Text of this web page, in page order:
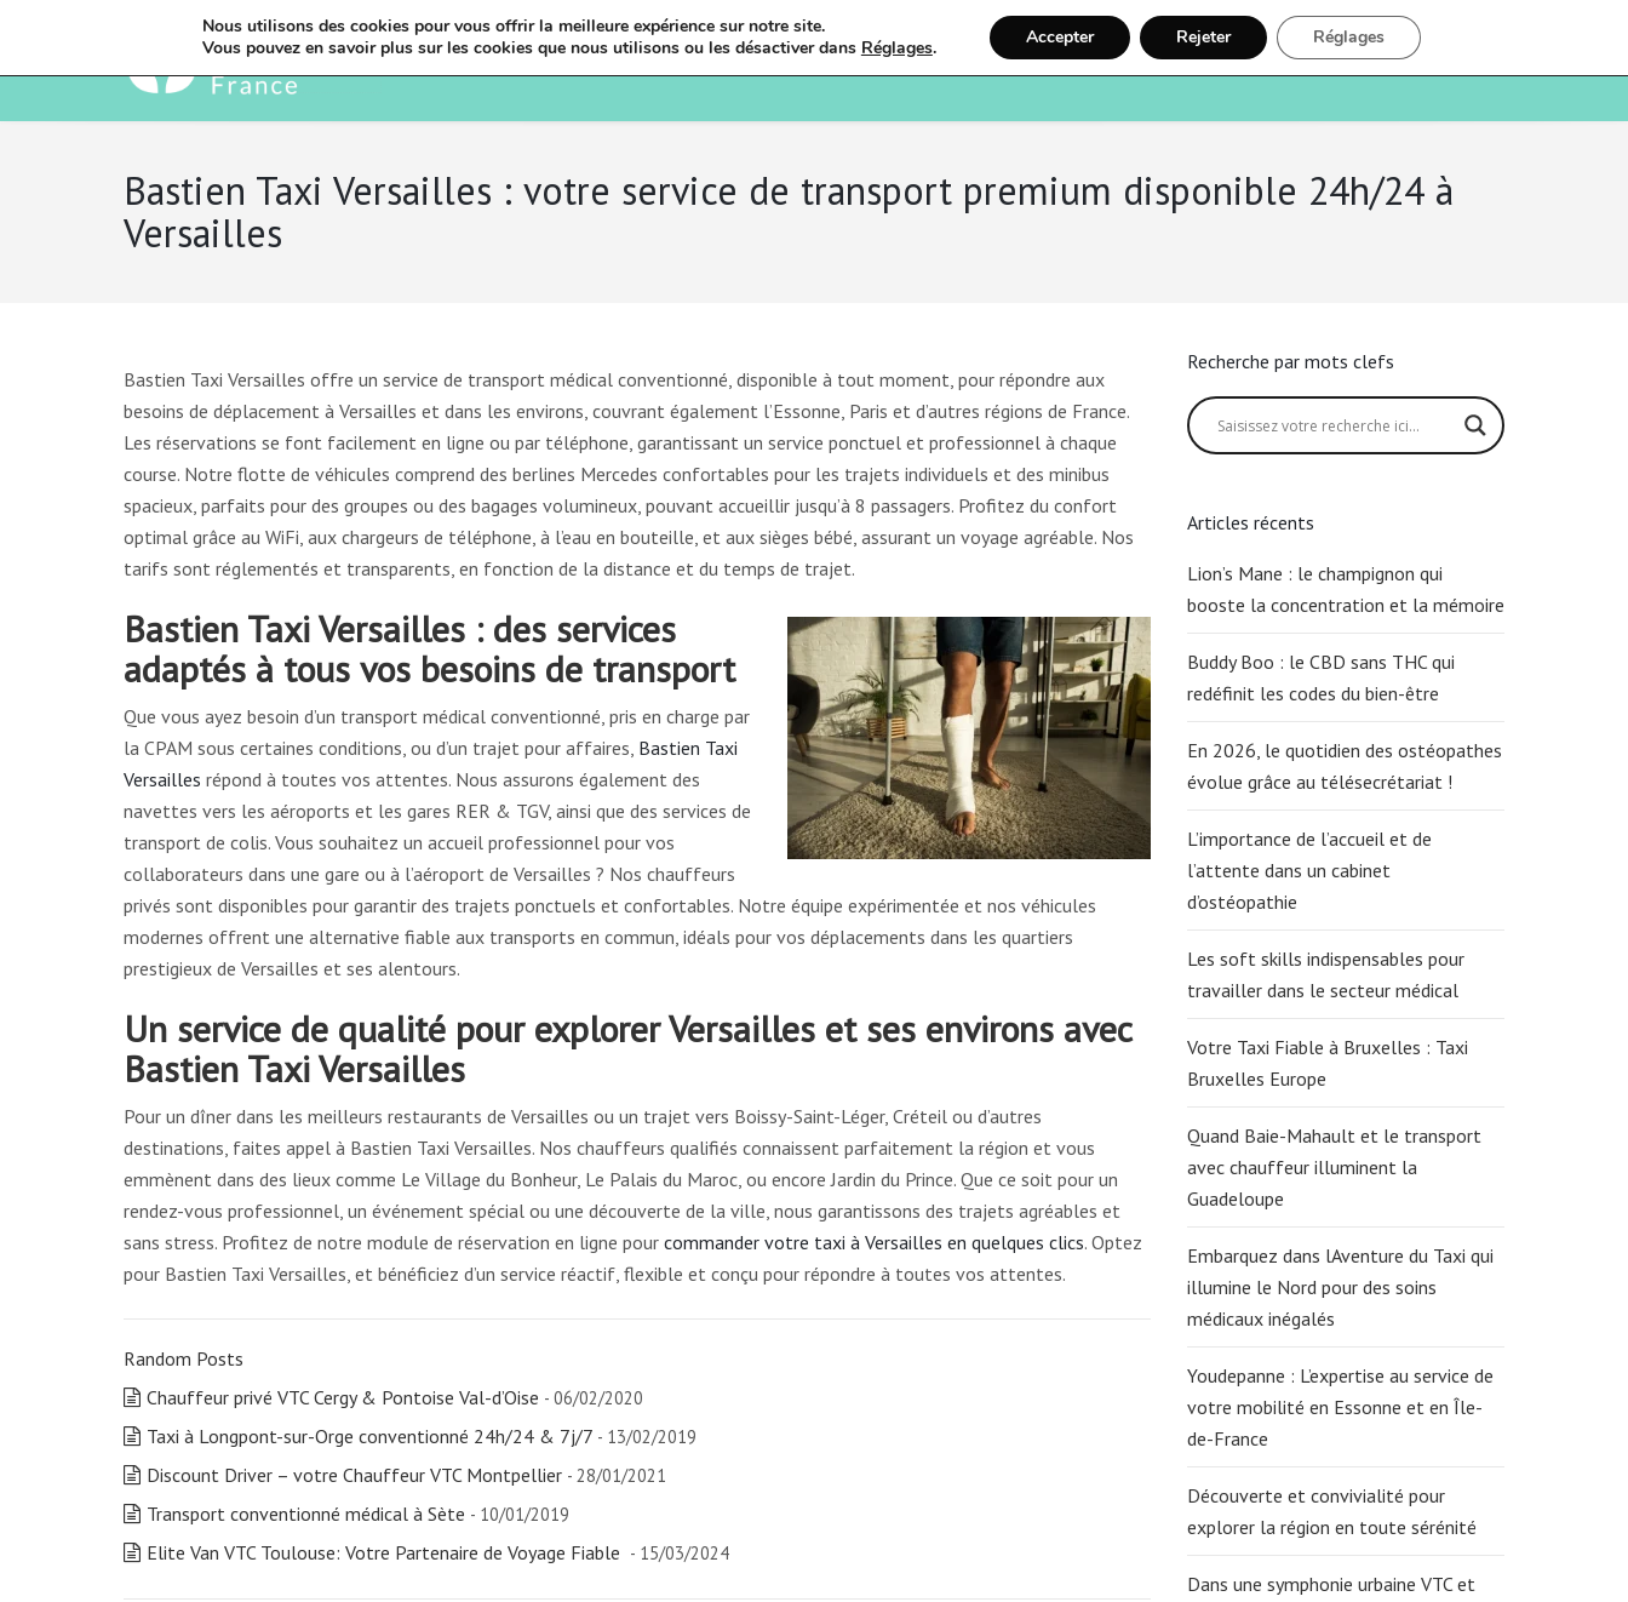
Bienvenue Ostéopathie Santé Recherche Inscription
Bastien Taxi Versailles : votre service de transport premium disponible 24h/24 à
Versailles
Bastien Taxi Versailles offre un service de transport médical conventionné, disponible à tout moment, pour répondre aux
besoins de déplacement à Versailles et dans les environs, couvrant également l’Essonne, Paris et d’autres régions de France.
Les réservations se font facilement en ligne ou par téléphone, garantissant un service ponctuel et professionnel à chaque
course. Notre flotte de véhicules comprend des berlines Mercedes confortables pour les trajets individuels et des minibus
spacieux, parfaits pour des groupes ou des bagages volumineux, pouvant accueillir jusqu’à 8 passagers. Profitez du confort
optimal grâce au WiFi, aux chargeurs de téléphone, à l’eau en bouteille, et aux sièges bébé, assurant un voyage agréable. Nos
tarifs sont réglementés et transparents, en fonction de la distance et du temps de trajet.
Bastien Taxi Versailles : des services
adaptés à tous vos besoins de transport
Que vous ayez besoin d’un transport médical conventionné, pris en charge par
la CPAM sous certaines conditions, ou d’un trajet pour affaires, Bastien Taxi
Versailles répond à toutes vos attentes. Nous assurons également des
navettes vers les aéroports et les gares RER & TGV, ainsi que des services de
transport de colis. Vous souhaitez un accueil professionnel pour vos
collaborateurs dans une gare ou à l’aéroport de Versailles ? Nos chauffeurs
privés sont disponibles pour garantir des trajets ponctuels et confortables. Notre équipe expérimentée et nos véhicules
modernes offrent une alternative fiable aux transports en commun, idéals pour vos déplacements dans les quartiers
prestigieux de Versailles et ses alentours.
Un service de qualité pour explorer Versailles et ses environs avec
Bastien Taxi Versailles
Pour un dîner dans les meilleurs restaurants de Versailles ou un trajet vers Boissy-Saint-Léger, Créteil ou d’autres
destinations, faites appel à Bastien Taxi Versailles. Nos chauffeurs qualifiés connaissent parfaitement la région et vous
emmènent dans des lieux comme Le Village du Bonheur, Le Palais du Maroc, ou encore Jardin du Prince. Que ce soit pour un
rendez-vous professionnel, un événement spécial ou une découverte de la ville, nous garantissons des trajets agréables et
sans stress. Profitez de notre module de réservation en ligne pour commander votre taxi à Versailles en quelques clics. Optez
pour Bastien Taxi Versailles, et bénéficiez d’un service réactif, flexible et conçu pour répondre à toutes vos attentes.
Random Posts
Chauffeur privé VTC Cergy & Pontoise Val-d’Oise - 06/02/2020
Taxi à Longpont-sur-Orge conventionné 24h/24 & 7j/7 - 13/02/2019
Discount Driver – votre Chauffeur VTC Montpellier - 28/01/2021
Transport conventionné médical à Sète - 10/01/2019
Elite Van VTC Toulouse: Votre Partenaire de Voyage Fiable - 15/03/2024
Recherche par mots clefs
Articles récents
Lion’s Mane : le champignon qui
booste la concentration et la mémoire
Buddy Boo : le CBD sans THC qui
redéfinit les codes du bien-être
En 2026, le quotidien des ostéopathes
évolue grâce au télésecrétariat !
L’importance de l’accueil et de
l’attente dans un cabinet
d’ostéopathie
Les soft skills indispensables pour
travailler dans le secteur médical
Votre Taxi Fiable à Bruxelles : Taxi
Bruxelles Europe
Quand Baie-Mahault et le transport
avec chauffeur illuminent la
Guadeloupe
Embarquez dans lAventure du Taxi qui
illumine le Nord pour des soins
médicaux inégalés
Youdepanne : L’expertise au service de
votre mobilité en Essonne et en Île-
de-France
Découverte et convivialité pour
explorer la région en toute sérénité
Dans une symphonie urbaine VTC et
Nous utilisons des cookies pour vous offrir la meilleure expérience sur notre site.
Vous pouvez en savoir plus sur les cookies que nous utilisons ou les désactiver dans Réglages. Accepter Rejeter Réglages